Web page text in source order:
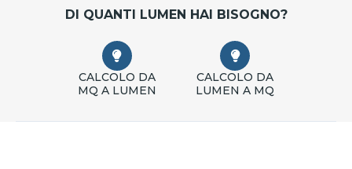
DI QUANTI LUMEN HAI BISOGNO?
CALCOLO DA
MQ A LUMEN
CALCOLO DA
LUMEN A MQ